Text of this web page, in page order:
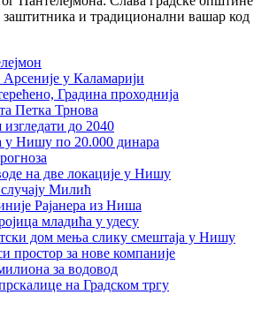
у Каламарији
Градина проходнија
Петка Трнова
до 2040
Нишу по 20.000 динара
на две локације у Нишу
Милић
Рајанера из Ниша
младића у удесу
дом мења слику смештаја у Нишу
простор за нове компаније
за водовод
на Градском тргу